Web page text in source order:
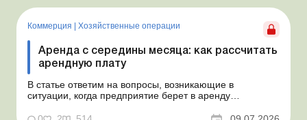
Коммерция | Хозяйственные операции
Аренда с середины месяца: как рассчитать
арендную плату
В статье ответим на вопросы, возникающие в
ситуации, когда предприятие берет в аренду
действовать с середины месяца. Предприятие